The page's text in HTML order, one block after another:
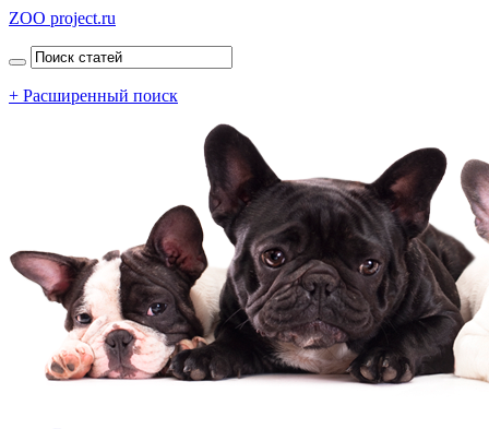
ZOO project.ru
+ Расширенный поиск